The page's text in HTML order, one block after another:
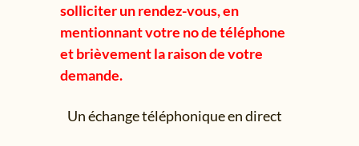
solliciter un rendez-vous, en
mentionnant votre no de téléphone
et brièvement la raison de votre
demande.
Un échange téléphonique en direct